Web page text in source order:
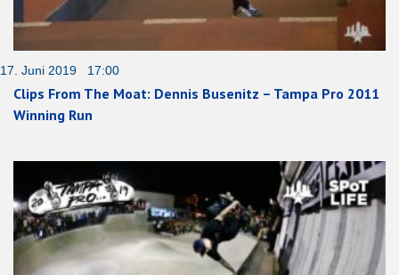
17. Juni 2019 17:00
Clips From The Moat: Dennis Busenitz – Tampa Pro 2011
Winning Run